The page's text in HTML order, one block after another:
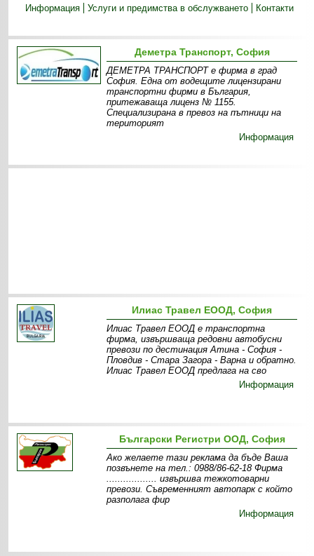
Информация
Услуги и предимства в обслужването Контакти
Деметра Транспорт, София
ДЕМЕТРА ТРАНСПОРТ е фирма в град
София. Една от водещите лицензирани
транспортни фирми в България,
притежаваща лиценз № 1155.
Специализирана в превоз на пътници на
територият
Информация
Илиас Травел ЕООД, София
Илиас Травел ЕООД е транспортна
фирма, извършваща редовни автобусни
превози по дестинация Атина - София -
Пловдив - Стара Загора - Варна и обратно.
Илиас Травел ЕООД предлага на сво
Информация
Български Регистри ООД, София
Ако желаете тази реклама да бъде Ваша
позвънете на тел.: 0988/86-62-18 Фирма
.................. извършва тежкотоварни
превози. Съвременният автопарк с който
разполага фир
Информация